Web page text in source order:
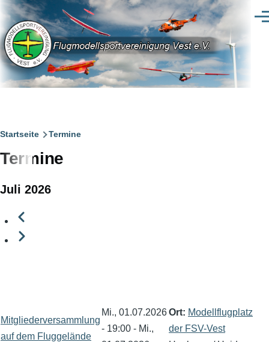
Direkt zum Inhalt
Pfadnavigation
Startseite Termine
Termine
Juli 2026
Seitennummerierung
Weiter
Mitgliederversammlung
auf dem Fluggelände
Mi., 01.07.2026
- 19:00 - Mi.,
Ort: Modellflugplatz
der FSV-Vest